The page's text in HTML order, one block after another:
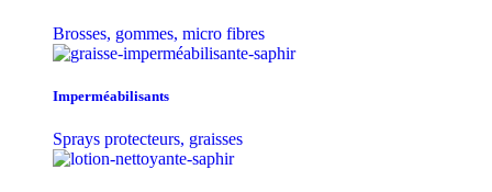
Brosses, gommes, micro fibres
Imperméabilisants
Sprays protecteurs, graisses